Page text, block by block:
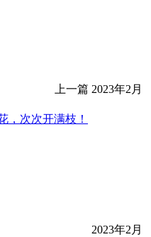
上一篇 2023年2月
，次次开满枝！
2023年2月